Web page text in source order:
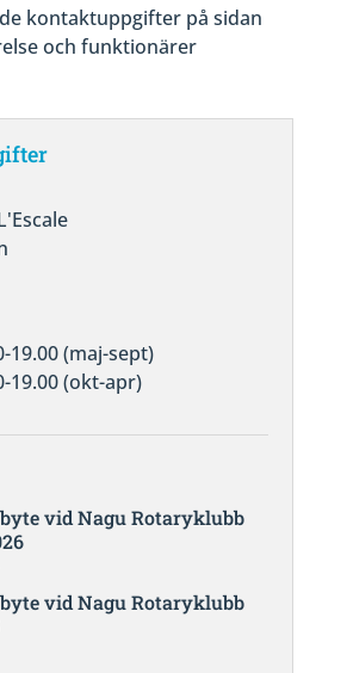
kontaktuppgifter på sidan
och funktionärer
19.00 (maj-sept)
19.00 (okt-apr)
vid Nagu Rotaryklubb
vid Nagu Rotaryklubb